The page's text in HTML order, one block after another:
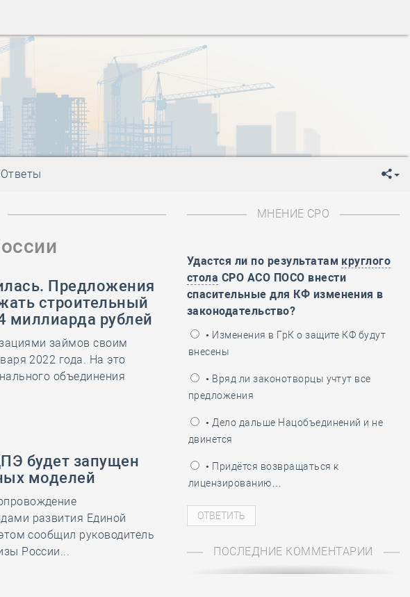
22 августа-День Государственного флага Российской Федерации
-День сотрудника органов внутренних дел РФ
-
День полного освобождения Ленинграда от фашистской
блокады
01 мая-
День Весны и Труда
09 мая- День Победы!
28 мая-День пограничника
12 августа
27 января
09 мая- День Победы!
28 мая
День пограничника
Предложения
строительный
миллиарда рублей
займов своим
2022 года. На это
объединения
будет запущен
моделей
развития Единой
сообщил руководитель
России...
МНЕНИЕ СРО
Удастся ли по результатам круглого
стола СРО АСО ПОСО внести
спасительные для КФ изменения в
законодательство?
• Изменения в ГрК о защите КФ будут
внесены
• Вряд ли законотворцы учтут все
предложения
• Дело дальше Нацобъединений и не
двинется
• Придётся возвращаться к
лицензированию…
ПОСЛЕДНИЕ КОММЕНТАРИИ